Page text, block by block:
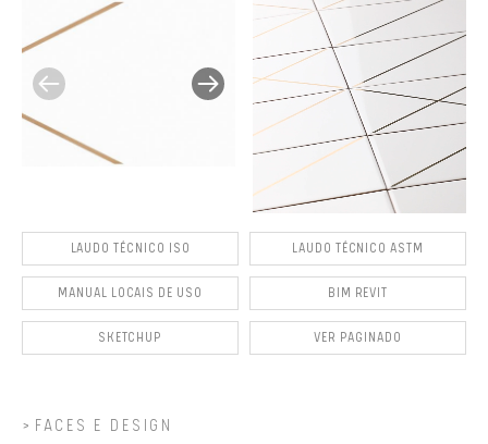
LAUDO TÉCNICO ISO LAUDO TÉCNICO ASTM
MANUAL LOCAIS DE USO BIM REVIT
SKETCHUP VER PAGINADO
FACES E DESIGN